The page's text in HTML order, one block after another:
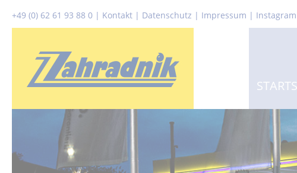
+49 (0) 62 61 93 88 0 | Kontakt | Datenschutz | Impressum |